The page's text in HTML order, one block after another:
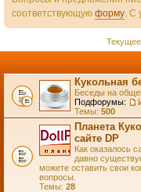
соответствующую форму. С
Кукольная
Беседы на
Подфорумы:
Темы: 500
Планета
сайте DP
Как оказалось
давно
можете оставить свои
вопросы.
Темы: 28